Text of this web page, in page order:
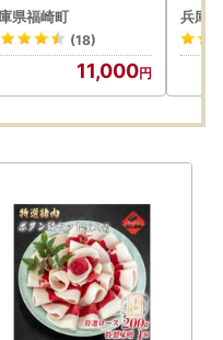
(本体1個＋詰替用1個
18 LUCIDO 頭皮ケ
いケア 男性化粧品
県福崎町
(18)
11,000
産牛
ュー
兵庫